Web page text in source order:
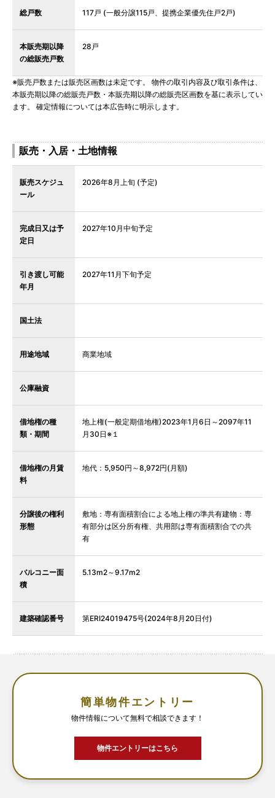
総戸数 117戸 (一般分譲115戸、提携企業優先住戸2戸)
本販売期以降
の総販売戸数
28戸
※販売戸数または販売区画数は未定です。 物件の取引内容及び取引条件は、
本販売期以降の総販売戸数・本販売期以降の総販売区画数を基に表示してい
ます。 確定情報については本広告時に明示します。
販売・入居・土地情報
販売スケジュ
ール
2026年8月上旬 (予定)
完成日又は予
定日
2027年10月中旬予定
引き渡し可能
年月
2027年11月下旬予定
国土法
用途地域 商業地域
公庫融資
借地権の種
類・期間
地上権(一般定期借地権)2023年1月6日～2097年11
月30日※１
借地権の月賃
料
地代：5,950円～8,972円(月額)
分譲後の権利
形態
敷地：専有面積割合による地上権の準共有建物：専
有部分は区分所有権、共用部は専有面積割合での共
有
バルコニー面
積
5.13m2～9.17m2
建築確認番号 第ERI24019475号(2024年8月20日付)
簡単物件エントリー
物件情報について無料で相談できます！
物件エントリーはこちら